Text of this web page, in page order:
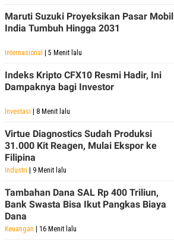
Maruti Suzuki Proyeksikan Pasar Mobil
India Tumbuh Hingga 2031
Internasional | 5 Menit lalu
Indeks Kripto CFX10 Resmi Hadir, Ini
Dampaknya bagi Investor
Investasi | 8 Menit lalu
Virtue Diagnostics Sudah Produksi
31.000 Kit Reagen, Mulai Ekspor ke
Filipina
Industri | 9 Menit lalu
Tambahan Dana SAL Rp 400 Triliun,
Bank Swasta Bisa Ikut Pangkas Biaya
Dana
Keuangan | 16 Menit lalu